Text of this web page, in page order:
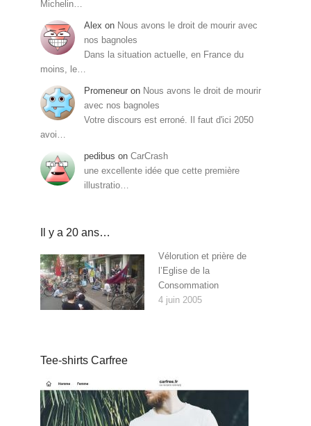
Michelin…
Alex on Nous avons le droit de mourir avec
nos bagnoles
Dans la situation actuelle, en France du
moins, le…
Promeneur on Nous avons le droit de mourir
avec nos bagnoles
Votre discours est erroné. Il faut d'ici 2050
avoi…
pedibus on CarCrash
une excellente idée que cette première
illustratio…
Il y a 20 ans…
Vélorution et prière de
l’Eglise de la
Consommation
4 juin 2005
Tee-shirts Carfree